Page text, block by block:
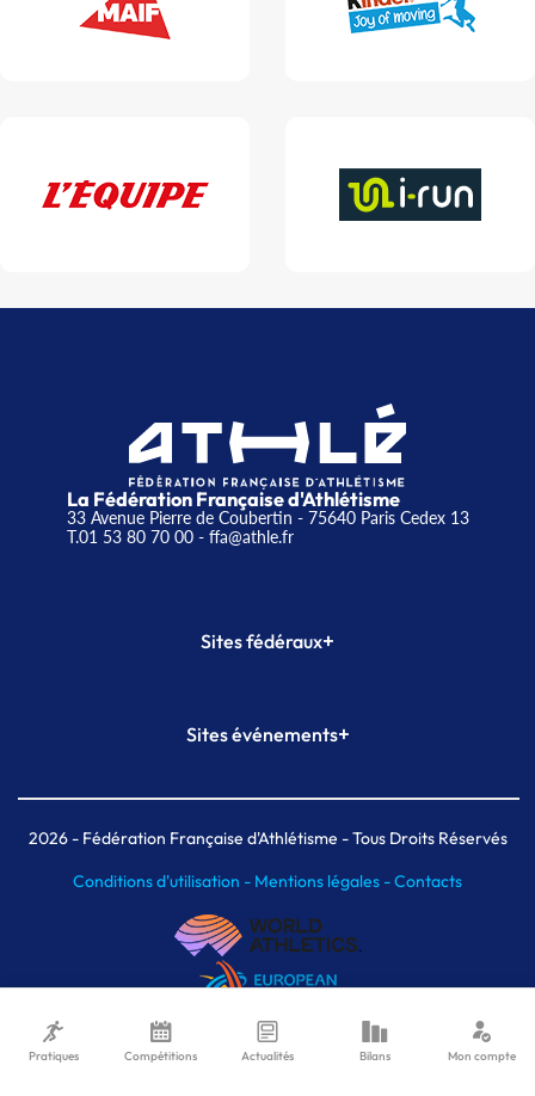
La Fédération Française d'Athlétisme
33 Avenue Pierre de Coubertin - 75640 Paris Cedex 13
T.01 53 80 70 00- ffa@athle.fr
Sites fédéraux+
Plateforme Formation
Sites événements+
Meeting de Paris indoor
MAIF Ekiden de Paris
2026- Fédération Française d'Athlétisme - Tous Droits Réservés
Conditions d'utilisation - Mentions légales -Contacts
Pratiques Compétitions Actualités Bilans Mon compte